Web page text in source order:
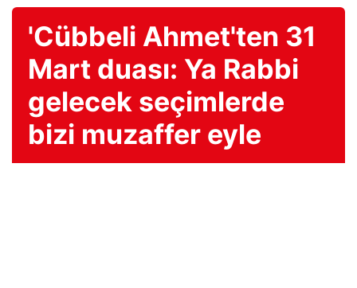
'Cübbeli Ahmet'ten 31
Mart duası: Ya Rabbi
gelecek seçimlerde
bizi muzaffer eyle